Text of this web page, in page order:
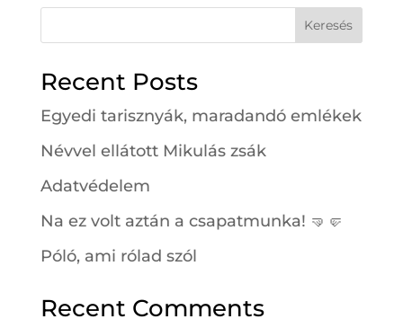
Keresés
Recent Posts
Egyedi tarisznyák, maradandó emlékek
Névvel ellátott Mikulás zsák
Adatvédelem
Na ez volt aztán a csapatmunka! 🤜🤛
Póló, ami rólad szól
Recent Comments